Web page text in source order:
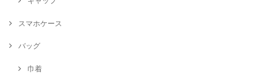
スマホケース
バッグ
巾着